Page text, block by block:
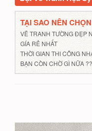
TẠI SAO NÊN
VẼ TRANH TƯỜNG ĐẸP
GÍA RẺ NHẤT
THỜI GIAN THI CÔNG
BẠN CÒN CHỜ GÌ NỮA